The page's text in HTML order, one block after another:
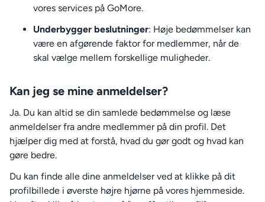
vores services på GoMore.
Underbygger beslutninger: Høje bedømmelser kan
være en afgørende faktor for medlemmer, når de
skal vælge mellem forskellige muligheder.
Kan jeg se mine anmeldelser?
Ja. Du kan altid se din samlede bedømmelse og læse
anmeldelser fra andre medlemmer på din profil. Det
hjælper dig med at forstå, hvad du gør godt og hvad kan
gøre bedre.
Du kan finde alle dine anmeldelser ved at klikke på dit
profilbillede i øverste højre hjørne på vores hjemmeside.